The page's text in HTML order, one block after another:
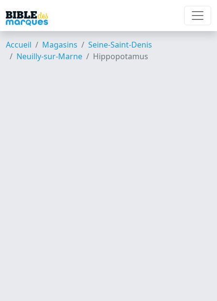
Accueil Magasins
Seine-Saint-Denis
Neuilly-sur-Marne
Hippopotamus